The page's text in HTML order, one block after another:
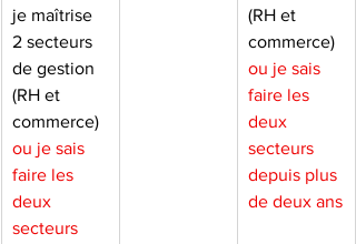
je maîtrise
2 secteurs
de gestion
(RH et
commerce)
ou je sais
faire les
deux
secteurs
(RH et
commerce)
ou je sais
faire les
deux
secteurs
depuis plus
de deux ans